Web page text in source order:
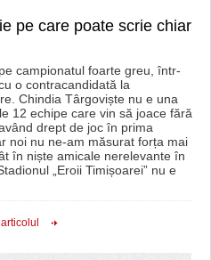
pe care poate scrie chiar
campionatul foarte greu, într-
o contracandidată la
Chindia Târgoviște nu e una
12 echipe care vin să joace fără
drept de joc în prima
noi nu ne-am măsurat forța mai
în niște amicale nerelevante în
„Eroii Timișoarei” nu e